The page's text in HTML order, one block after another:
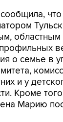
областным
о семье в
и у
Кроме
Марию